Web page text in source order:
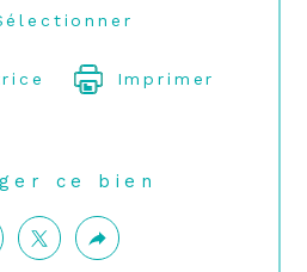
Imprimer
ce bien